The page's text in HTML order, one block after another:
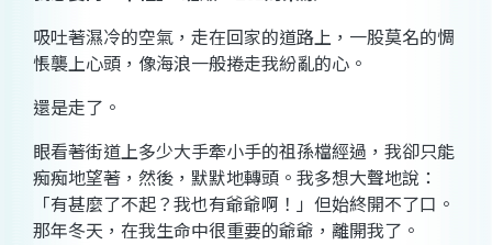
吸吐著濕冷的空氣，走在回家的道路上，一股莫名的惆
悵襲上心頭，像海浪一般捲走我紛亂的心。
還是走了。
眼看著街道上多少大手牽小手的祖孫檔經過，我卻只能
痴痴地望著，然後，默默地轉頭。我多想大聲地說：
「有甚麼了不起？我也有爺爺啊！」但始終開不了口。
那年冬天，在我生命中很重要的爺爺，離開我了。